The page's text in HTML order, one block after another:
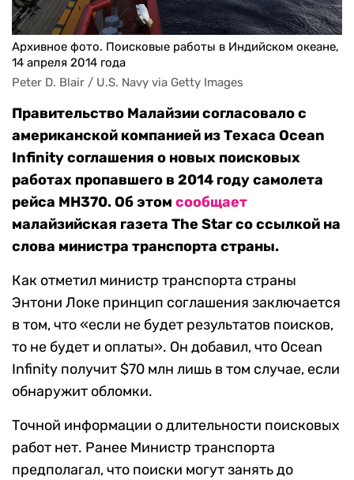
Архивное фото. Поисковые работы в Индийском океане,
14 апреля 2014 года
Peter D. Blair / U.S. Navy via Getty Images
Правительство Малайзии согласовало с
американской компанией из Техаса Ocean
Infinity соглашения о новых поисковых
работах пропавшего в 2014 году самолета
рейса MH370. Об этом сообщает
малайзийская газета The Star со ссылкой на
слова министра транспорта страны.
Как отметил министр транспорта страны
Энтони Локе принцип соглашения заключается
в том, что «если не будет результатов поисков,
то не будет и оплаты». Он добавил, что Ocean
Infinity получит $70 млн лишь в том случае, если
обнаружит обломки.
Точной информации о длительности поисковых
работ нет. Ранее Министр транспорта
предполагал, что поиски могут занять до